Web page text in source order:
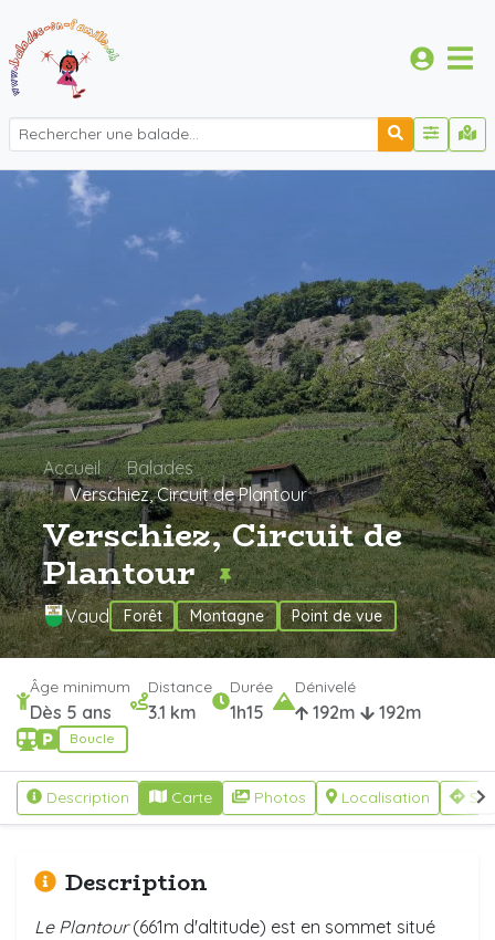
Accueil
Balades
Verschiez, Circuit de Plantour
Verschiez, Circuit de
Plantour
Vaud Forêt Montagne Point de vue
Âge minimum
Dès 5 ans
Distance
3.1 km
Durée
1h15
Dénivelé
192m 192m
Boucle
Description Carte Photos Localisation S'y
Description
Le Plantour(661m d'altitude) est en sommet situé